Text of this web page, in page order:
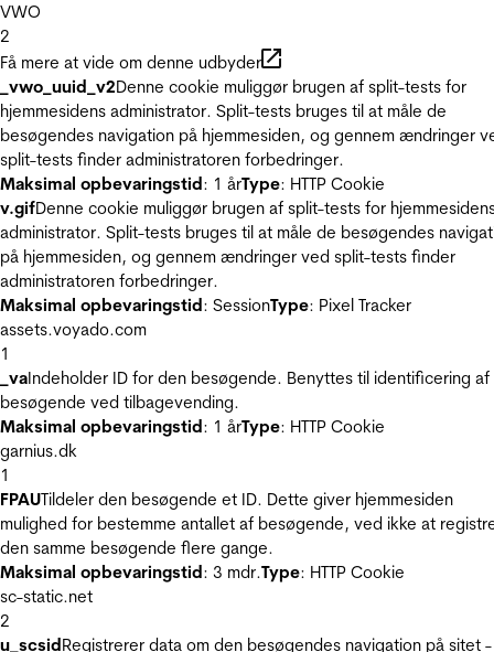
VWO
2
Få mere at vide om denne udbyder
_vwo_uuid_v2Denne cookie muliggør brugen af split-tests for
hjemmesidens administrator. Split-tests bruges til at måle de
besøgendes navigation på hjemmesiden, og gennem ændringer
split-tests finder administratoren forbedringer.
Maksimal opbevaringstid: 1 årType: HTTP Cookie
v.gifDenne cookie muliggør brugen af split-tests for
administrator. Split-tests bruges til at måle de besøgendes
på hjemmesiden, og gennem ændringer ved split-tests finder
administratoren forbedringer.
Maksimal opbevaringstid: SessionType: Pixel Tracker
assets.voyado.com
1
_vaIndeholder ID for den besøgende. Benyttes til identificering af
besøgende ved tilbagevending.
Maksimal opbevaringstid: 1 årType: HTTP Cookie
garnius.dk
1
FPAUTildeler den besøgende et ID. Dette giver hjemmesiden
mulighed for bestemme antallet af besøgende, ved ikke at
den samme besøgende flere gange.
Maksimal opbevaringstid: 3 mdr.Type: HTTP Cookie
sc-static.net
2
u_scsidRegistrerer data om den besøgendes navigation på sitet -